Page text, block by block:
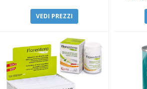
VEDI PREZZI